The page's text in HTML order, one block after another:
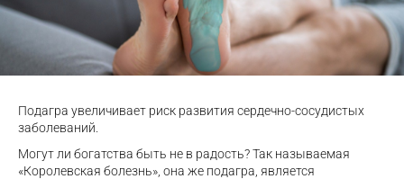
Подагра увеличивает риск развития сердечно-сосудистых
заболеваний.
Могут ли богатства быть не в радость? Так называемая
«Королевская болезнь», она же подагра, является